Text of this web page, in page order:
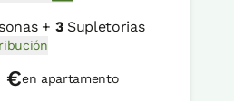
+ 3Supletorias
€en apartamento